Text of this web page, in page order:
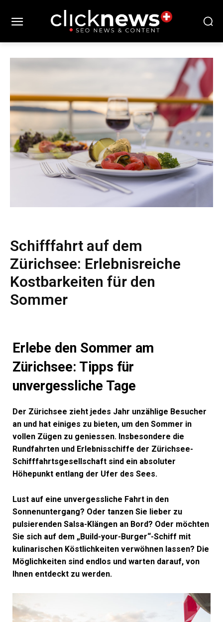
Schifffahrt auf dem
Zürichsee: Erlebnisreiche
Kostbarkeiten für den
Sommer
Erlebe den Sommer am
Zürichsee: Tipps für
unvergessliche Tage
Der Zürichsee zieht jedes Jahr unzählige Besucher
an und hat einiges zu bieten, um den Sommer in
vollen Zügen zu geniessen. Insbesondere die
Rundfahrten und Erlebnisschiffe der Zürichsee-
Schifffahrtsgesellschaft sind ein absoluter
Höhepunkt entlang der Ufer des Sees.
Lust auf eine unvergessliche Fahrt in den
Sonnenuntergang? Oder tanzen Sie lieber zu
pulsierenden Salsa-Klängen an Bord? Oder möchten
Sie sich auf dem „Build-your-Burger“-Schiff mit
kulinarischen Köstlichkeiten verwöhnen lassen? Die
Möglichkeiten sind endlos und warten darauf, von
Ihnen entdeckt zu werden.